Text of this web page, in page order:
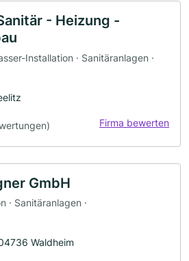
- Heizung -
Installation · Sanitäranlagen ·
Firma bewerten
GmbH
· Sanitäranlagen ·
Waldheim